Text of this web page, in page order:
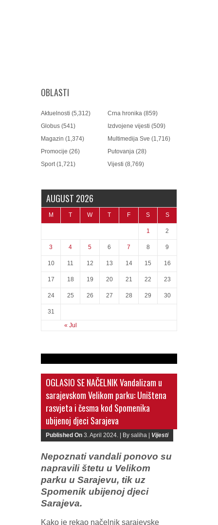
OBLASTI
Aktuelnosti (5,312) Crna hronika (859)
Globus (541) Izdvojene vijesti (509)
Magazin (1,374) Multimedija Sve (1,716)
Promocije (26) Putovanja (28)
Sport(1,721) Vijesti (8,769)
AUGUST 2026
M T W T F S S
« Jul
1 2
3 4 5 6 7 8 9
10 11 12 13 14 15 16
17 18 19 20 21 22 23
24 25 26 27 28 29 30
31
OGLASIO SE NAČELNIK Vandalizam u
sarajevskom Velikom parku: Uništena
rasvjeta i česma kod Spomenika
ubijenoj djeci Sarajeva
Published On 3. April 2024. | By saliha | Vijesti
Nepoznati vandali ponovo su
napravili štetu u Velikom
parku u Sarajevu, tik uz
Spomenik ubijenoj djeci
Sarajeva.
Kako je rekao načelnik sarajevske